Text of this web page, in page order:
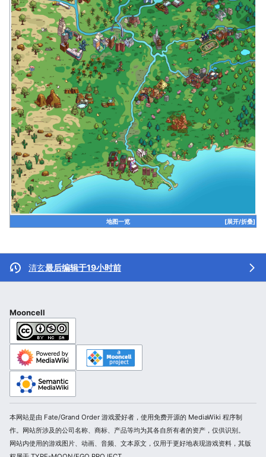
地图一览 [展开/折叠]
清玄最后编辑于19小时前
Mooncell
本网站是由 Fate/Grand Order 游戏爱好者，使用免费开源的 MediaWiki 程序制
作。网站所涉及的公司名称、商标、产品等均为其各自所有者的资产，仅供识别。
网站内使用的游戏图片、动画、音频、文本原文，仅用于更好地表现游戏资料，其版